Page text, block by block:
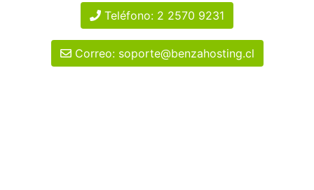
Teléfono: 2 2570 9231
Correo: soporte@benzahosting.cl